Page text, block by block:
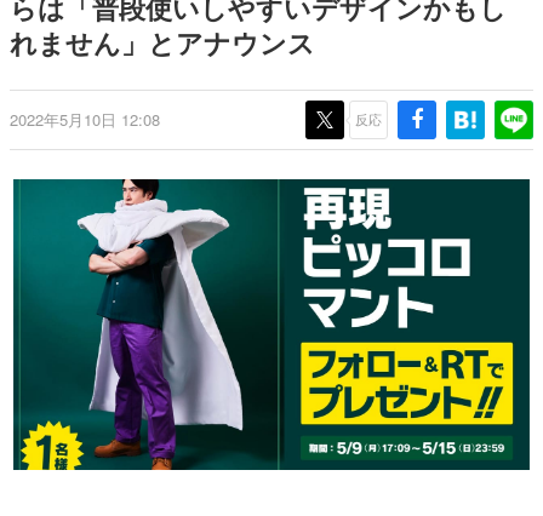
ルを網羅するほか、開発者へのインタビューや識者による
解説を掲載。約20年の歴史が一望できる決定版！
『うつヌケ』『ペンと箸』等で知られるマンガ家・田中圭
一先生によるゲーム業界レポートマンガです。
なんでゲームは面白い？
ゲーム開発者・hamatsu氏がゲームの魅力を画面や操作の
具体的な形から解き明かしていく、硬派で骨太な評論連載
です。
ゲームが変えた日本語
「経験値」「裏技」「ラスボス」… ゲームにまつわる言葉
の起源や用法の変遷を、コンピューター文化史研究家・タ
イニーP氏が徹底調査。
カテゴリ
特集記事
れません」とアナウンス
2022年5月10日 12:08 反応